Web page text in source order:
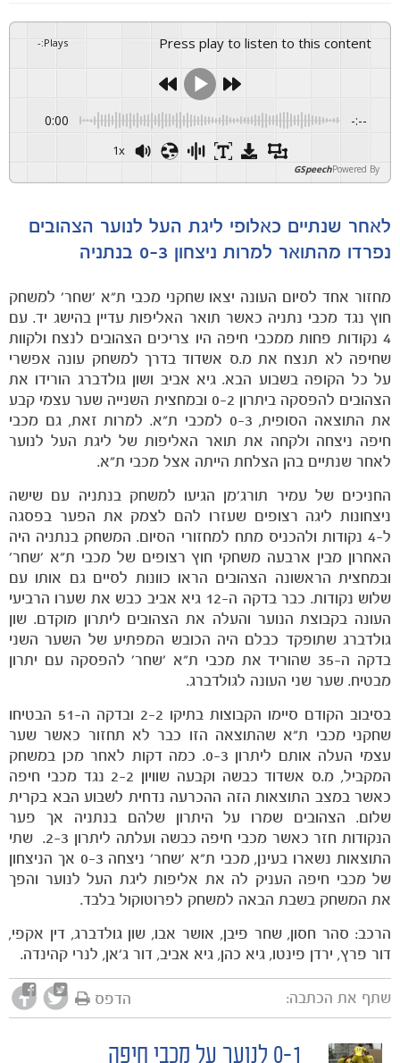
הקבוצות
משחקים
ותוצאות
Press play to listen to this content
Plays
:
-
0:00 -:--
1x
Powered By
GSpeech
לאחר שנתיים כאלופי ליגת העל לנוער הצהובים
נפרדו מהתואר למרות ניצחון 0-3 בנתניה
מחזור אחד לסיום העונה יצאו שחקני מכבי ת"א 'שחר' למשחק
חוץ נגד מכבי נתניה כאשר תואר האליפות עדיין בהישג יד. עם
4 נקודות פחות ממכבי חיפה היו צריכים הצהובים לנצח ולקוות
שחיפה לא תנצח את מ.ס אשדוד בדרך למשחק עונה אפשרי
על כל הקופה בשבוע הבא. גיא אביב ושון גולדברג הורידו את
הצהובים להפסקה ביתרון 0-2 ובמחצית השנייה שער עצמי קבע
את התוצאה הסופית, 0-3 למכבי ת"א. למרות זאת, גם מכבי
חיפה ניצחה ולקחה את תואר האליפות של ליגת העל לנוער
לאחר שנתיים בהן הצלחת הייתה אצל מכבי ת"א.
החניכים של עמיר תורג'מן הגיעו למשחק בנתניה עם שישה
ניצחונות ליגה רצופים שעזרו להם לצמק את הפער בפסגה
ל-4 נקודות ולהכניס מתח למחזורי הסיום. המשחק בנתניה היה
האחרון מבין ארבעה משחקי חוץ רצופים של מכבי ת"א 'שחר'
ובמחצית הראשונה הצהובים הראו כוונות לסיים גם אותו עם
שלוש נקודות. כבר בדקה ה-12 גיא אביב כבש את שערו הרביעי
העונה בקבוצת הנוער והעלה את הצהובים ליתרון מוקדם. שון
גולדברג שתופקד כבלם היה הכובש המפתיע של השער השני
בדקה ה-35 שהוריד את מכבי ת"א 'שחר' להפסקה עם יתרון
מבטיח. שער שני העונה לגולדברג.
בסיבוב הקודם סיימו הקבוצות בתיקו 2-2 ובדקה ה-51 הבטיחו
שחקני מכבי ת"א שהתוצאה הזו כבר לא תחזור כאשר שער
עצמי העלה אותם ליתרון 0-3. כמה דקות לאחר מכן במשחק
המקביל, מ.ס אשדוד כבשה וקבעה שוויון 2-2 נגד מכבי חיפה
כאשר במצב התוצאות הזה ההכרעה נדחית לשבוע הבא בקרית
שלום. הצהובים שמרו על היתרון שלהם בנתניה אך פער
הנקודות חזר כאשר מכבי חיפה כבשה ועלתה ליתרון 2-3. שתי
התוצאות נשארו בעינן, מכבי ת"א 'שחר' ניצחה 0-3 אך הניצחון
של מכבי חיפה העניק לה את אליפות ליגת העל לנוער והפך
את המשחק בשבת הבאה למשחק לפרוטוקול בלבד.
הרכב: סהר חסון, שחר פיבן, אושר אבו, שון גולדברג, דין אקפי,
דור פרץ, ירדן פינטו, גיא כהן, גיא אביב, דור ג'אן, לנרי קהינדה.
שתף את הכתבה: הדפס